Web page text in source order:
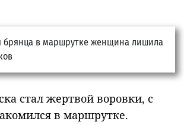
стал жертвой воровки, с
в маршрутке.